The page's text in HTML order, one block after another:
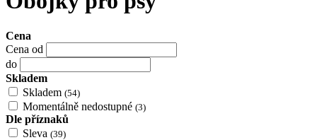
Cena
Cena od
do
Skladem
Skladem (54)
Momentálně nedostupné (3)
Dle příznaků
Sleva (39)